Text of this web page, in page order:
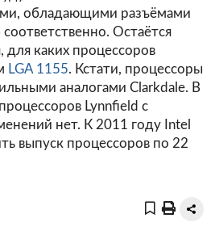
обладающими разъёмами
Остаётся
для каких процессоров
LGA 1155. Кстати, процессоры
аналогами Clarkdale. В
Lynnfield с
нет. К 2011 году Intel
выпуск процессоров по 22